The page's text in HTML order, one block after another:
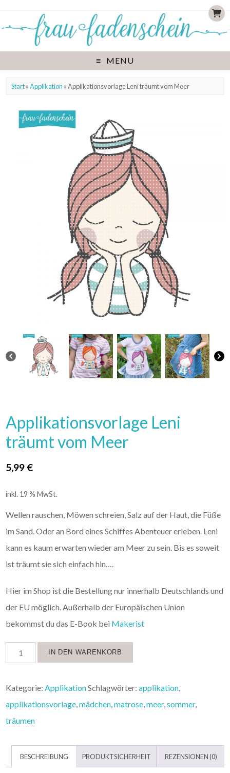
MENU
Start»Applikation » Applikationsvorlage Leni träumt vom Meer
Applikationsvorlage Leni
träumt vom Meer
5,99 €
inkl. 19 % MwSt.
Wellen rauschen, Möwen schreien, Salz auf der Haut, die Füße
im Sand. Oder an Bord eines Schiffes Abenteuer erleben. Leni
kann es kaum erwarten wieder am Meer zu sein. Bis es soweit
ist träumt sie sich einfach hin….
Hier im Shop ist die Bestellung nur innerhalb Deutschlands und
der EU möglich. Außerhalb der Europäischen Union
bekommst du das E-Book bei Makerist
IN DEN WARENKORB
Kategorie:ApplikationSchlagwörter:applikation,
applikationsvorlage,mädchen,matrose,meer,sommer,
träumen
BESCHREIBUNG PRODUKTSICHERHEIT REZENSIONEN (0)